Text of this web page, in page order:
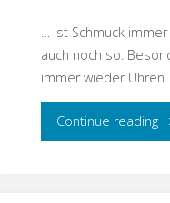
… ist Schmuck
auch noch so.
immer wieder Uhren.
Continue reading